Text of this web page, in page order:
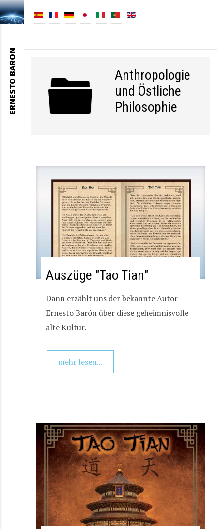
Anthropologie
und Östliche
Philosophie
Auszüge "Tao Tian"
Dann erzählt uns der bekannte Autor
Ernesto Barón über diese geheimnisvolle
alte Kultur.
mehr lesen...
ERNESTO BARON